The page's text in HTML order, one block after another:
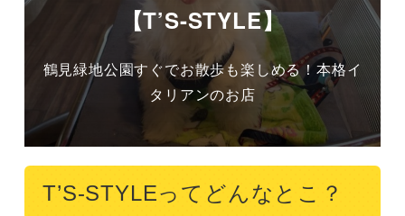
【T’S-STYLE】
鶴見緑地公園すぐでお散歩も楽しめる！本格イ
T’S-STYLEってどんなとこ？